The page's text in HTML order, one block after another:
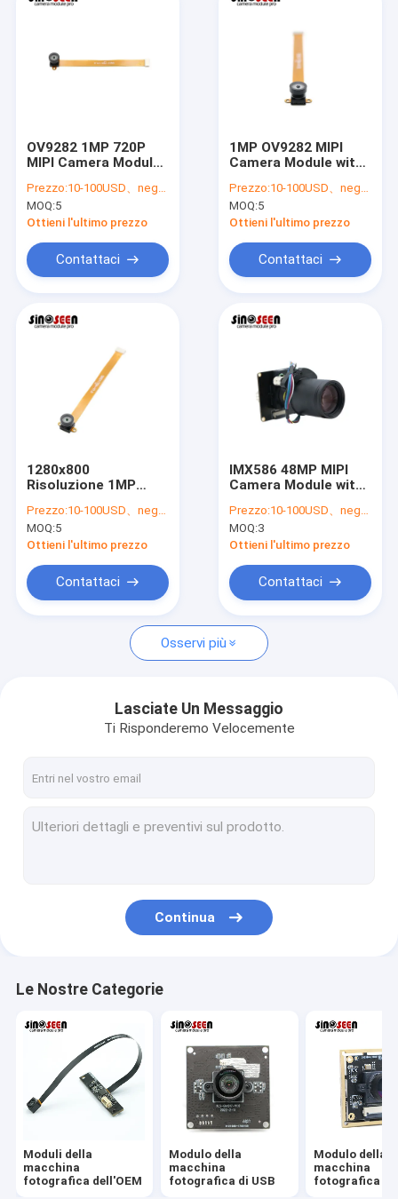
Mostra VR
Controllo di qualità
Contattaci
Moduli della macchina fotografica dell'OEM
Modulo globale della macchina fotografica dell'otturatore
Modulo doppio della macchina fotografica della lente
Modulo della macchina fotografica di riconoscimento di
modulo del webcam del computer portatile
1MP Camera Module
OV9282 1MP 720P
MIPI Camera Module
for Video
Conferencing and
Surveillance
Prezzo:10-100USD、negotiable
MOQ:5
Ottieni l'ultimo prezzo
Contattaci
1MP OV9282 MIPI
Camera Module with
and Global Shutter
for Embedded Vision
Prezzo:10-100USD、negotiable
MOQ:5
Ottieni l'ultimo prezzo
Contattaci
1280x800
Risoluzione 1MP
telecamera per
sistemi di
sorveglianza e
Prezzo:10-100USD、negotiable
MOQ:5
Ottieni l'ultimo prezzo
Contattaci
IMX586 48MP MIPI
Camera Module with
and 6X Optical Zoom
for Low-Light
Performance
Prezzo:10-100USD、negotiable
MOQ:3
Ottieni l'ultimo prezzo
Contattaci
Osservi più
Lasciate Un Messaggio
Ti Risponderemo Velocemente
Continua
Le Nostre Categorie
Moduli della
macchina
fotografica dell'OEM
Modulo della
macchina
fotografica di USB
Modulo della
macchina
fotografica di